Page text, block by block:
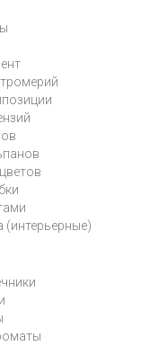
(интерьерные)